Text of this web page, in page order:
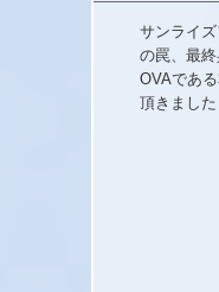
サンライ
の罠、最
OVAであ
頂きまし